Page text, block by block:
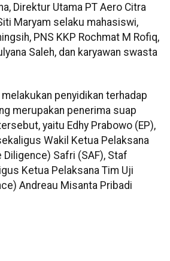
Direktur Utama PT Aero Citra
Maryam selaku mahasiswi,
PNS KKP Rochmat M Rofiq,
Saleh, dan karyawan swasta
penyidikan terhadap
merupakan penerima suap
yaitu Edhy Prabowo (EP),
Wakil Ketua Pelaksana
Diligence) Safri (SAF), Staf
Ketua Pelaksana Tim Uji
Andreau Misanta Pribadi